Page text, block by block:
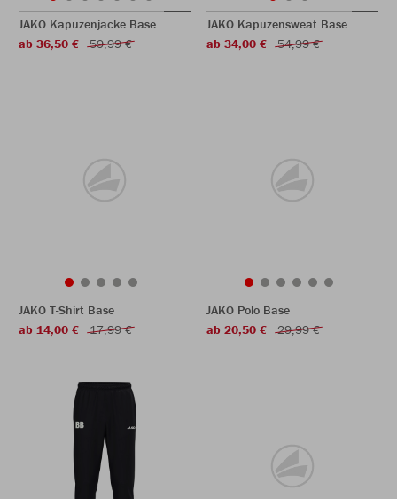
JAKO Kapuzenjacke Base
ab 36,50 €
59,99 €
JAKO Kapuzensweat Base
ab 34,00 €
54,99 €
JAKO T-Shirt Base
ab 14,00 €
17,99 €
JAKO Polo Base
ab 20,50 €
29,99 €